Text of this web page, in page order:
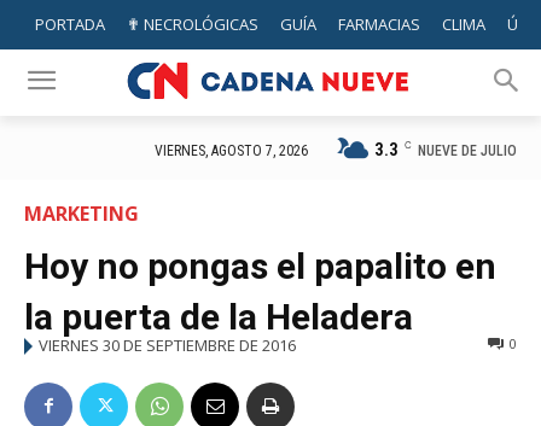
PORTADA ✟ NECROLÓGICAS GUÍA FARMACIAS CLIMA
VIERNES, AGOSTO 7, 2026 3.3 C NUEVE DE JULIO
MARKETING
Hoy no pongas el papalito en
la puerta de la Heladera
VIERNES 30 DE SEPTIEMBRE DE 2016 0